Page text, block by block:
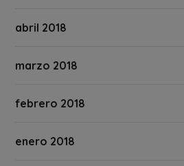
abril 2018
marzo 2018
febrero 2018
enero 2018